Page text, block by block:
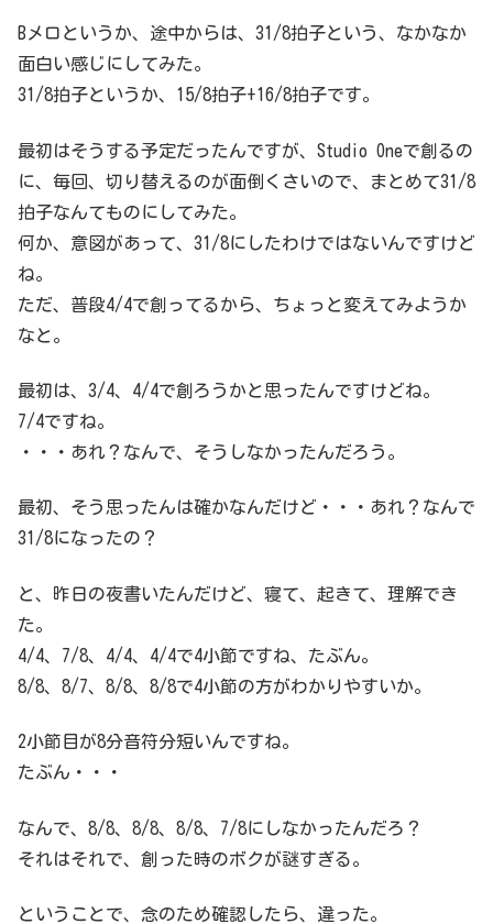
Bメロというか、途中からは、31/8拍子という、なかなか
面白い感じにしてみた。
31/8拍子というか、15/8拍子+16/8拍子です。
最初はそうする予定だったんですが、Studio Oneで創るの
に、毎回、切り替えるのが面倒くさいので、まとめて31/8
拍子なんてものにしてみた。
何か、意図があって、31/8にしたわけではないんですけど
ね。
ただ、普段4/4で創ってるから、ちょっと変えてみようか
なと。
最初は、3/4、4/4で創ろうかと思ったんですけどね。
7/4ですね。
・・・あれ？なんで、そうしなかったんだろう。
最初、そう思ったんは確かなんだけど・・・あれ？なんで
31/8になったの？
と、昨日の夜書いたんだけど、寝て、起きて、理解でき
た。
4/4、7/8、4/4、4/4で4小節ですね、たぶん。
8/8、8/7、8/8、8/8で4小節の方がわかりやすいか。
2小節目が8分音符分短いんですね。
たぶん・・・
なんで、8/8、8/8、8/8、7/8にしなかったんだろ？
それはそれで、創った時のボクが謎すぎる。
ということで、念のため確認したら、違った。